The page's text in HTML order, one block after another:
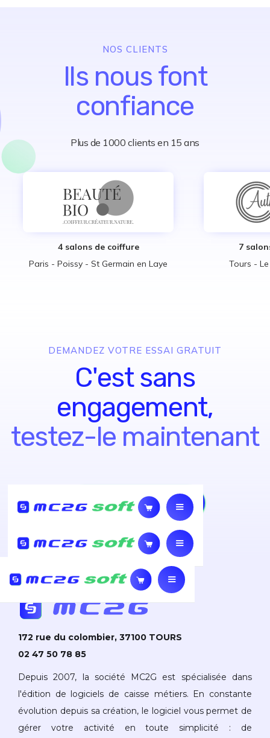
NOS CLIENTS
Ils nous font
confiance
Plus de 1000 clients en 15 ans
4 salons de coiffure
Paris - Poissy - St Germain en Laye
7
Tours -
DEMANDEZ VOTRE ESSAI GRATUIT
C'est sans
engagement,
testez-le maintenant
TESTER GRATUITEMENT
172 rue du colombier, 37100 TOURS
02 47 50 78 85
Depuis 2007, la société MC2G est spécialisée dans
l'édition de logiciels de caisse métiers. En constante
évolution depuis sa création, le logiciel vous permet de
gérer votre activité en toute simplicité : de